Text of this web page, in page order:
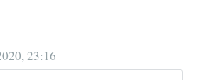
23:16